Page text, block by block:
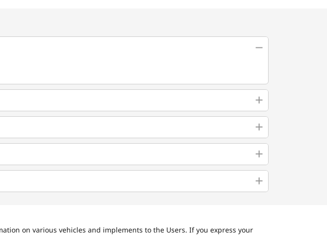
on various vehicles and implements to the Users. If you express your